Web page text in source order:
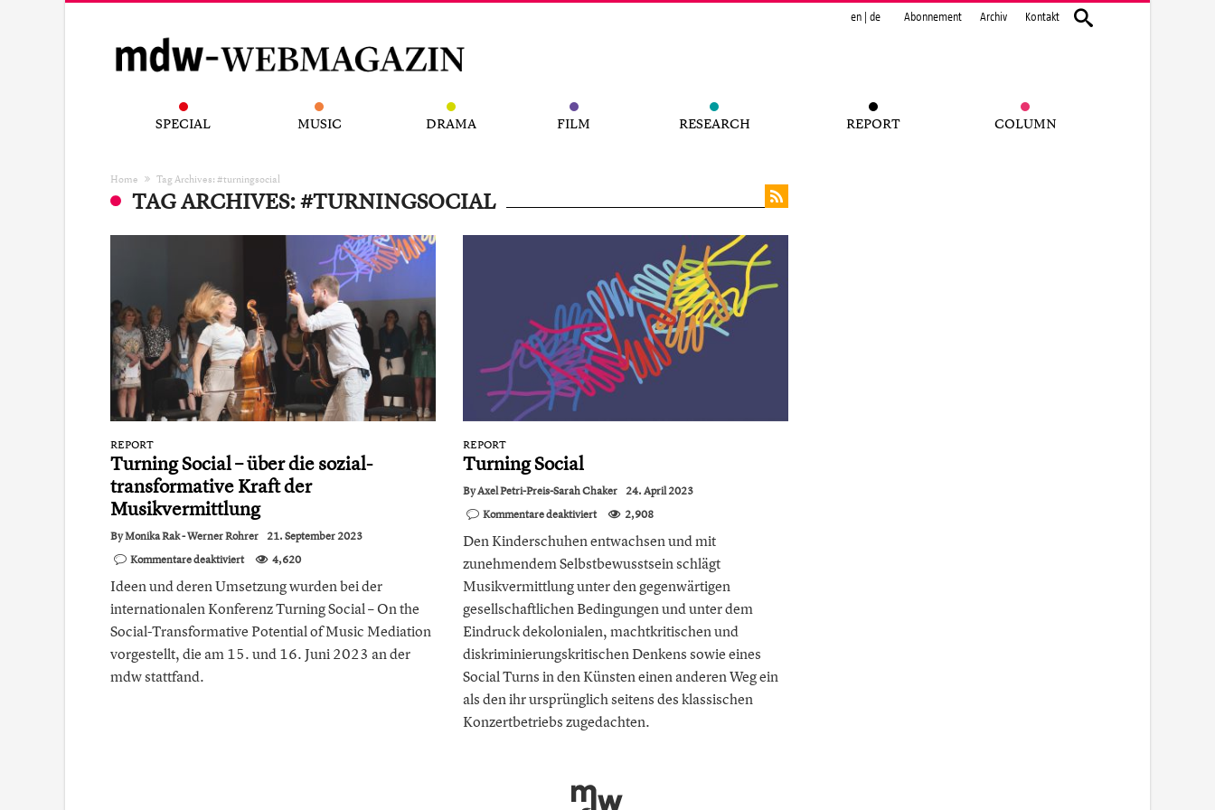
en de Abonnement Archiv Kontakt
SPECIAL MUSIC DRAMA FILM RESEARCH REPORT COLUMN
Home Tag Archives: #turningsocial
TAG ARCHIVES: #TURNINGSOCIAL
REPORT
Turning Social – über die sozial-
transformative Kraft der
Musikvermittlung
ByMonika Rak - Werner Rohrer 21. September 2023
Kommentare deaktiviertfür
Social
über
die
transformative
4,620
Ideen und deren Umsetzung wurden bei der
internationalen Konferenz Turning Social – On the
Social-Transformative Potential of Music Mediation
vorgestellt, die am 15. und 16. Juni 2023 an der
mdw stattfand.
REPORT
Turning Social
ByAxel Petri-Preis-Sarah Chaker 24. April 2023
Kommentare deaktiviertfür
Social
2,908
Den Kinderschuhen entwachsen und mit
zunehmendem Selbstbewusstsein schlägt
Musikvermittlung unter den gegenwärtigen
gesellschaftlichen Bedingungen und unter dem
Eindruck dekolonialen, machtkritischen und
diskriminierungskritischen Denkens sowie eines
Social Turns in den Künsten einen anderen Weg ein
als den ihr ursprünglich seitens des klassischen
Konzertbetriebs zugedachten.